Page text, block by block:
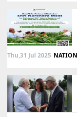
Thu,31 Jul 2025